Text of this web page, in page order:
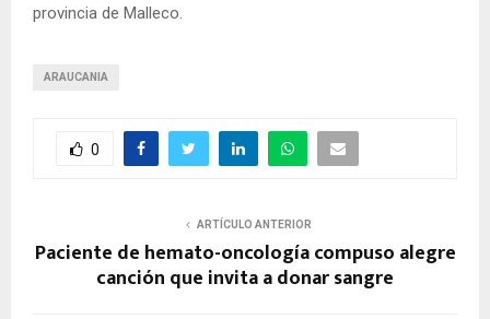
provincia de Malleco.
ARAUCANIA
0
ARTÍCULO ANTERIOR
Paciente de hemato-oncología compuso alegre
canción que invita a donar sangre